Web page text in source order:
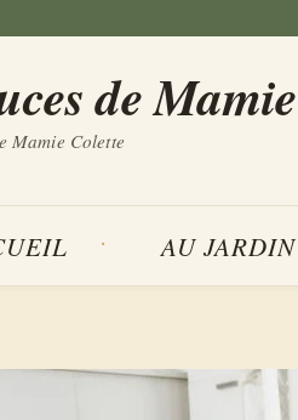
de Mamie
Mamie Colette
AU JARDIN